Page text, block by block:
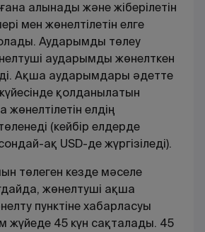
алынады және жіберілетін
мен жөнелтілетін елге
Аударымды төлеу
аударымды жөнелткен
Ақша аударымдары әдетте
қолданылатын
елдің
(кейбір елдерде
ақ USD-де жүргізіледі).
төлеген кезде мәселе
жөнелтуші ақша
пунктіне хабарласуы
жүйеде 45 күн сақталады. 45